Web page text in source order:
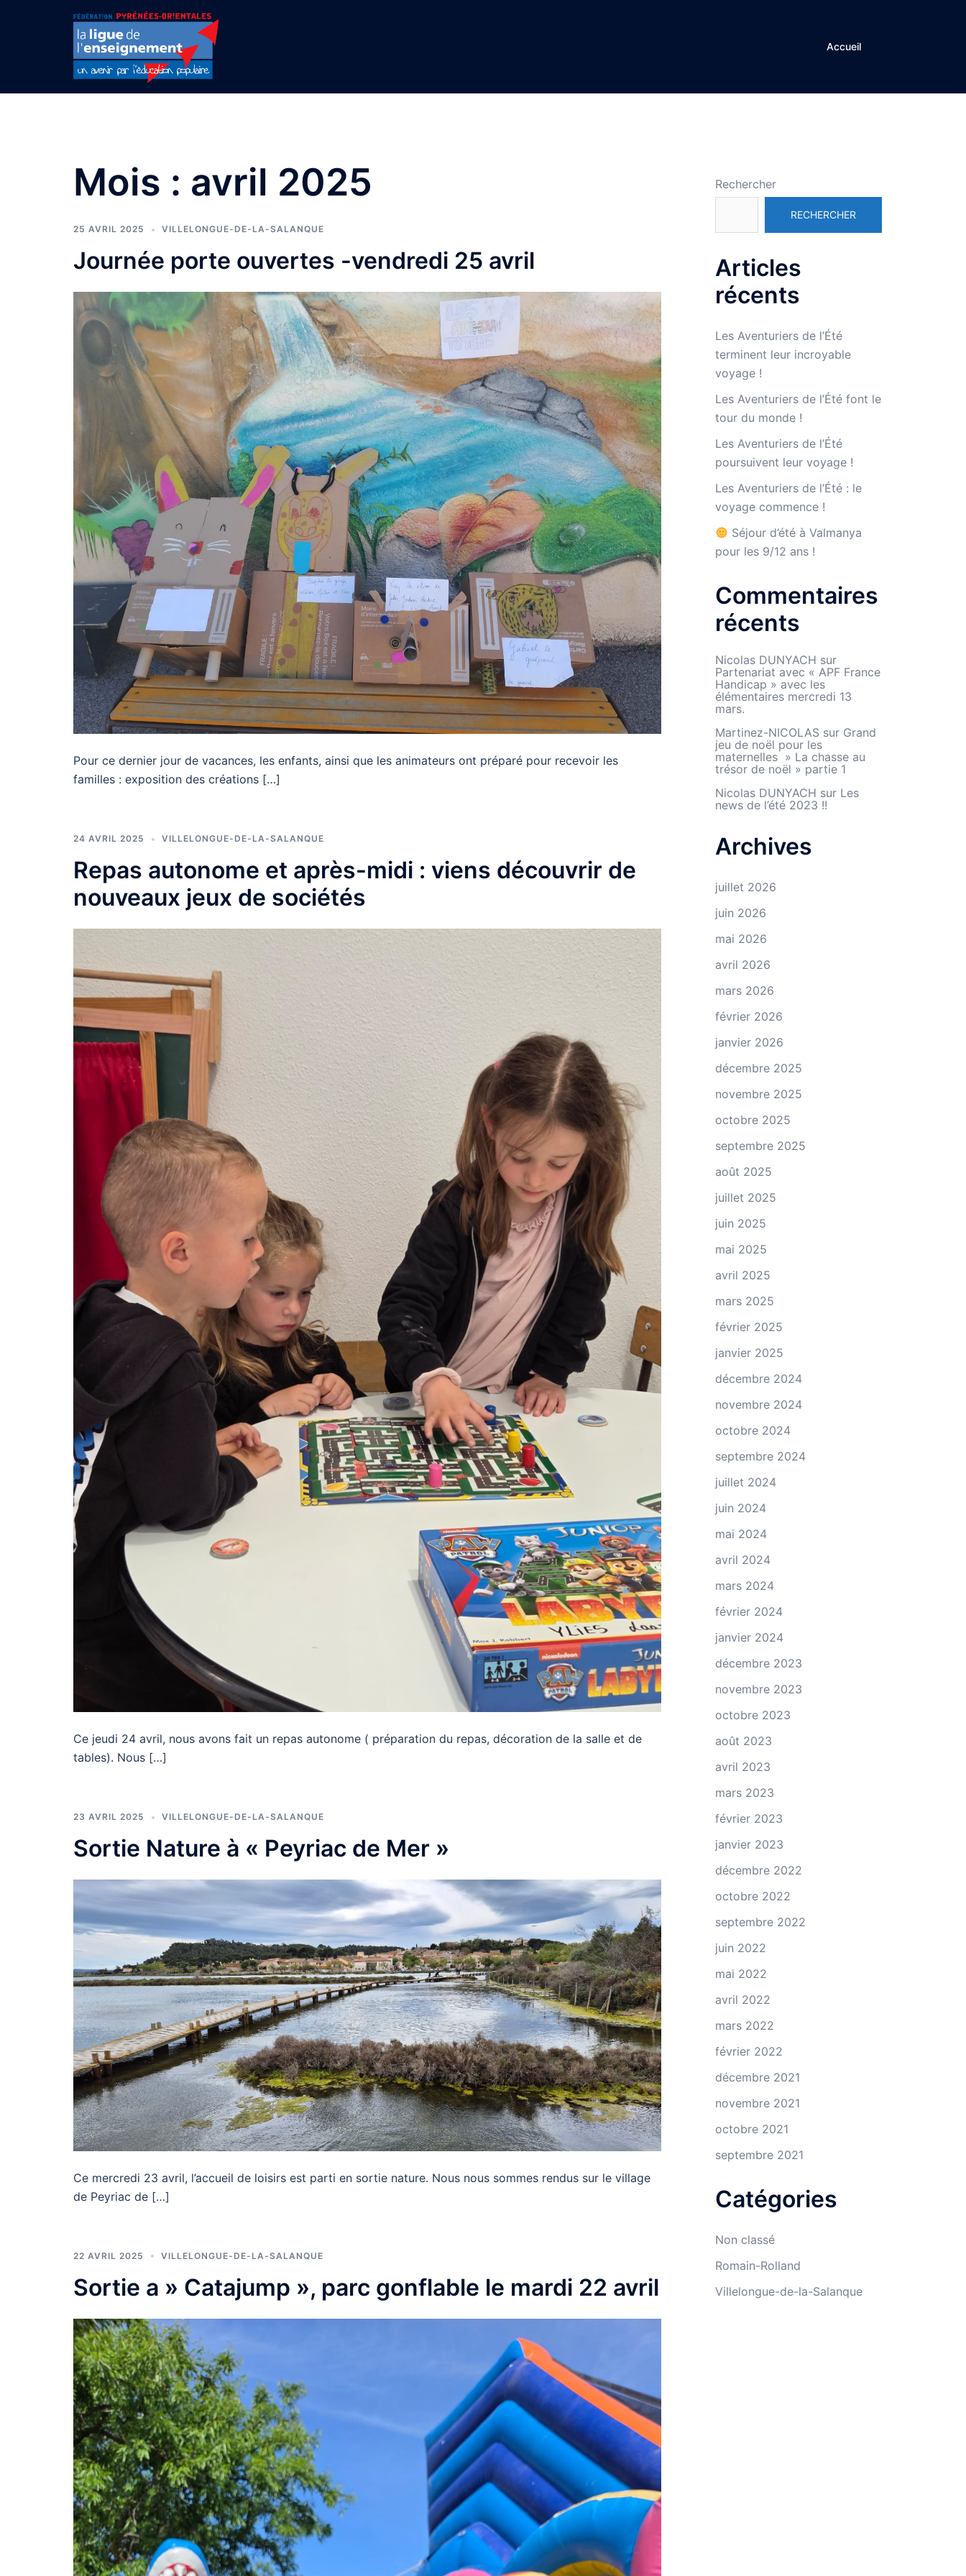
Accueil
Mois : avril 2025
25 AVRIL 2025 VILLELONGUE-DE-LA-SALANQUE
Journée porte ouvertes -vendredi 25 avril
Pour ce dernier jour de vacances, les enfants, ainsi que les animateurs ont préparé pour recevoir les
familles : exposition des créations […]
24 AVRIL 2025 VILLELONGUE-DE-LA-SALANQUE
Repas autonome et après-midi : viens découvrir de
nouveaux jeux de sociétés
Ce jeudi 24 avril, nous avons fait un repas autonome ( préparation du repas, décoration de la salle et de
tables). Nous […]
23 AVRIL 2025 VILLELONGUE-DE-LA-SALANQUE
Sortie Nature à « Peyriac de Mer »
Ce mercredi 23 avril, l’accueil de loisirs est parti en sortie nature. Nous nous sommes rendus sur le village
de Peyriac de […]
22 AVRIL 2025 VILLELONGUE-DE-LA-SALANQUE
Sortie a » Catajump », parc gonflable le mardi 22 avril
Rechercher
RECHERCHER
Articles
récents
Les Aventuriers de l’Été
terminent leur incroyable
voyage !
Les Aventuriers de l’Été font le
tour du monde !
Les Aventuriers de l’Été
poursuivent leur voyage !
Les Aventuriers de l’Été : le
voyage commence !
Séjour d’été à Valmanya
pour les 9/12 ans !
Commentaires
récents
Nicolas DUNYACH sur
Partenariat avec « APF France
Handicap » avec les
élémentaires mercredi 13
mars.
Martinez-NICOLASsur Grand
jeu de noël pour les
maternelles » La chasse au
trésor de noël » partie 1
Nicolas DUNYACH sur Les
news de l’été 2023 !!
Archives
juillet 2026
juin 2026
mai 2026
avril 2026
mars 2026
février 2026
janvier 2026
décembre 2025
novembre 2025
octobre 2025
septembre 2025
août 2025
juillet 2025
juin 2025
mai 2025
avril 2025
mars 2025
février 2025
janvier 2025
décembre 2024
novembre 2024
octobre 2024
septembre 2024
juillet 2024
juin 2024
mai 2024
avril 2024
mars 2024
février 2024
janvier 2024
décembre 2023
novembre 2023
octobre 2023
août 2023
avril 2023
mars 2023
février 2023
janvier 2023
décembre 2022
octobre 2022
septembre 2022
juin 2022
mai 2022
avril 2022
mars 2022
février 2022
décembre 2021
novembre 2021
octobre 2021
septembre 2021
Catégories
Non classé
Romain-Rolland
Villelongue-de-la-Salanque